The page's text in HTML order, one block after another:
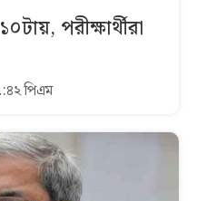
পরীক্ষার্থীরা
পিএম